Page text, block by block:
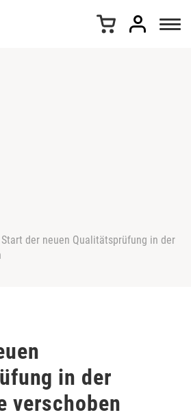
Start der neuen Qualitätsprüfung in der
in der
verschoben